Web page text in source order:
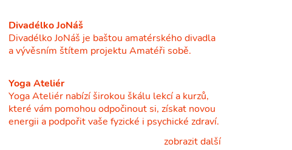
Divadélko JoNáš
Divadélko JoNáš je baštou amatérského divadla
a vývěsním štítem projektu Amatéři sobě.
Yoga Ateliér
Yoga Ateliér nabízí širokou škálu lekcí a kurzů,
které vám pomohou odpočinout si, získat novou
energii a podpořit vaše fyzické i psychické zdraví.
zobrazit další